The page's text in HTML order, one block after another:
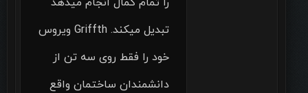
تبدیل میکند. Griffth ویروس
خود را فقط روی سه تن از
دانشمندان ساختمان واقع